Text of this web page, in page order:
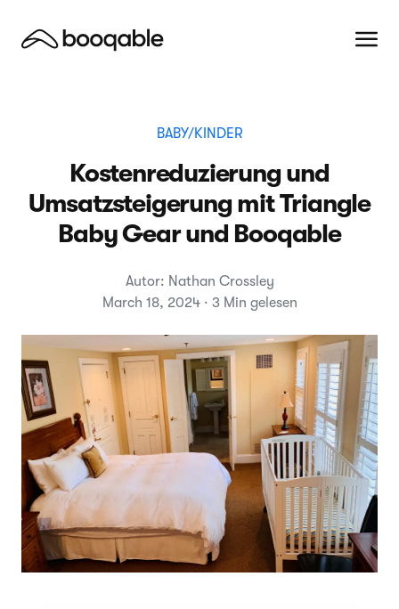
BABY/KINDER
Kostenreduzierung und
Umsatzsteigerung mit Triangle
Baby Gear und Booqable
Autor: Nathan Crossley
March 18, 2024 · 3 Min gelesen